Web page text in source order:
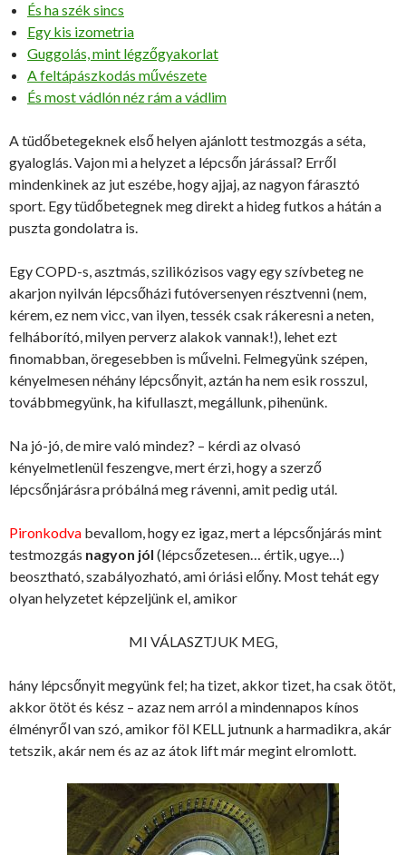
És ha szék sincs
Egy kis izometria
Guggolás, mint légzőgyakorlat
A feltápászkodás művészete
És most vádlón néz rám a vádlim
A tüdőbetegeknek első helyen ajánlott testmozgás a séta,
gyaloglás. Vajon mi a helyzet a lépcsőn járással? Erről
mindenkinek az jut eszébe, hogy ajjaj, az nagyon fárasztó
sport. Egy tüdőbetegnek meg direkt a hideg futkos a hátán a
puszta gondolatra is.
Egy COPD-s, asztmás, szilikózisos vagy egy szívbeteg ne
akarjon nyilván lépcsőházi futóversenyen résztvenni (nem,
kérem, ez nem vicc, van ilyen, tessék csak rákeresni a neten,
felháborító, milyen perverz alakok vannak!), lehet ezt
finomabban, öregesebben is művelni. Felmegyünk szépen,
kényelmesen néhány lépcsőnyit, aztán ha nem esik rosszul,
továbbmegyünk, ha kifullaszt, megállunk, pihenünk.
Na jó-jó, de mire való mindez? – kérdi az olvasó
kényelmetlenül feszengve, mert érzi, hogy a szerző
lépcsőnjárásra próbálná meg rávenni, amit pedig utál.
Pironkodva bevallom, hogy ez igaz, mert a lépcsőnjárás mint
testmozgás nagyon jól (lépcsőzetesen… értik, ugye…)
beosztható, szabályozható, ami óriási előny. Most tehát egy
olyan helyzetet képzeljünk el, amikor
MI VÁLASZTJUK MEG,
hány lépcsőnyit megyünk fel; ha tizet, akkor tizet, ha csak ötöt,
akkor ötöt és kész – azaz nem arról a mindennapos kínos
élményről van szó, amikor föl KELL jutnunk a harmadikra, akár
tetszik, akár nem és az az átok lift már megint elromlott.